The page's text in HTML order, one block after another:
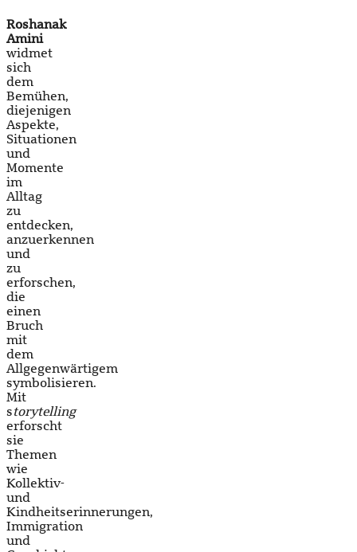
Roshanak
Amini
widmet
sich
dem
Bemühen,
diejenigen
Aspekte,
Situationen
und
Momente
im
Alltag
zu
entdecken,
anzuerkennen
und
zu
erforschen,
die
einen
Bruch
mit
dem
Allgegenwärtigem
symbolisieren.
Mit
storytelling
erforscht
sie
Themen
wie
Kollektiv-
und
Kindheitserinnerungen,
Immigration
und